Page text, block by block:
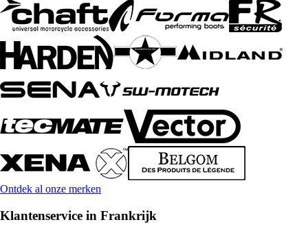
Ontdek al onze merken
Klantenservice in Frankrijk